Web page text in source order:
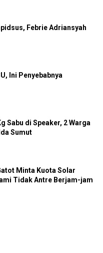
Febrie Adriansyah
Ini Penyebabnya
Sabu di Speaker, 2 Warga
Sumut
Minta Kuota Solar
Tidak Antre Berjam-jam